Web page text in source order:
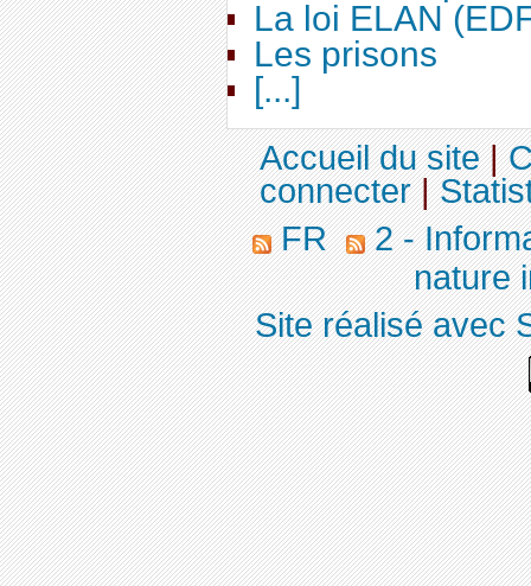
La loi ELAN
Les prisons
[...]
Accueil du site|
connecter|
FR
2 -
nature
Site réalisé avec